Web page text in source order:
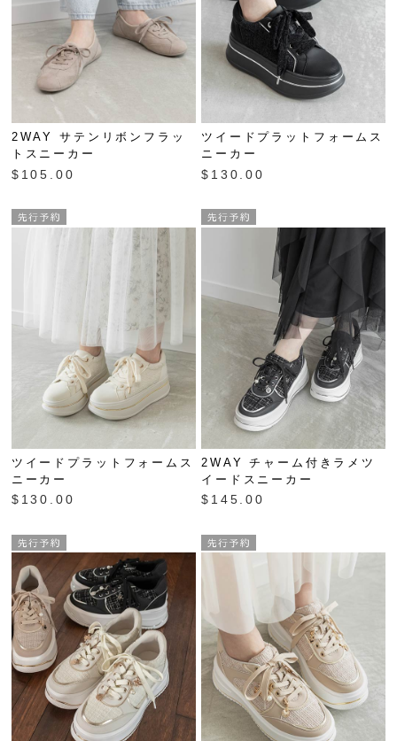
2WAY サテンリボンフラッ
トスニーカー
$‌105.00
ツイードプラットフォームス
ニーカー
$‌130.00
ツイードプラットフォームス
ニーカー
$‌130.00
2WAY チャーム付きラメツ
イードスニーカー
$‌145.00